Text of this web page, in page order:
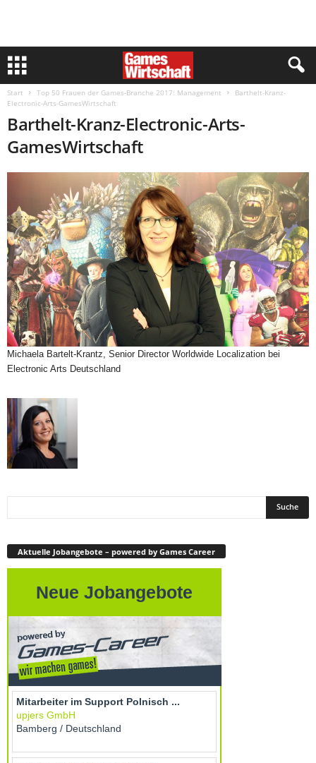
Start Top 50 Frauen der Games-Branche 2017: Management
Barthelt-Kranz-
Electronic-Arts-GamesWirtschaft
Barthelt-Kranz-Electronic-Arts-
GamesWirtschaft
Michaela Bartelt-Krantz, Senior Director Worldwide Localization bei
Electronic Arts Deutschland
Aktuelle Jobangebote – powered by Games Career